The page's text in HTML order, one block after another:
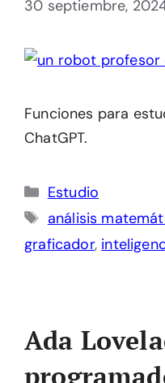
30 septiembre,
Funciones para
ChatGPT.
Categorías
Estudio
Etiquetas
análisis
graficador,
Ada